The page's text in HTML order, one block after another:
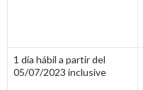
1 día hábil a partir del
05/07/2023 inclusive